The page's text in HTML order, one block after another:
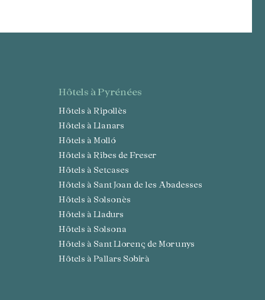
hôtels à Pyrénées
Hôtels à Ripollès
Hôtels à Llanars
Hôtels à Molló
Hôtels à Ribes de Freser
Hôtels à Setcases
Hôtels à Sant Joan de les Abadesses
Hôtels à Solsonès
Hôtels à Lladurs
Hôtels à Solsona
Hôtels à Sant Llorenç de Morunys
Hôtels à Pallars Sobirà